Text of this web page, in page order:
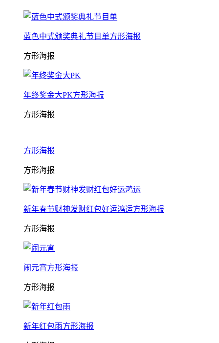
蓝色中式颁奖典礼节目单方形海报
方形海报
年终奖金大PK方形海报
方形海报
方形海报
方形海报
新年春节财神发财红包好运鸿运方形海报
方形海报
闹元宵方形海报
方形海报
新年红包雨方形海报